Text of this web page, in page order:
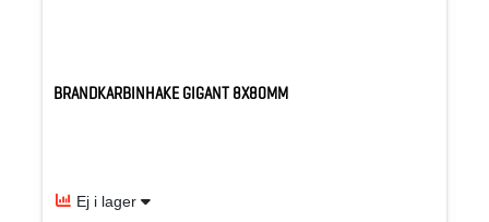
BRANDKARBINHAKE GIGANT 8X80MM
Ej i lager